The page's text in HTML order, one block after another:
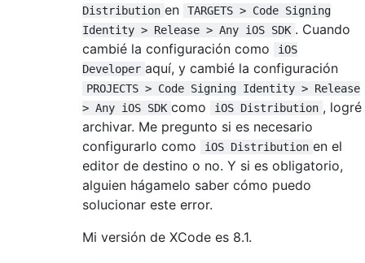
Distribution en
TARGETS > Code Signing
Identity > Release > Any iOS SDK . Cuando
cambié la configuración como
iOS
Developer aquí, y cambié la configuración
PROJECTS > Code Signing Identity > Release
> Any iOS SDK como iOS Distribution , logré
archivar. Me pregunto si es necesario
configurarlo como
iOS Distribution en el
editor de destino o no. Y si es obligatorio,
alguien hágamelo saber cómo puedo
solucionar este error.
Mi versión de XCode es 8.1.